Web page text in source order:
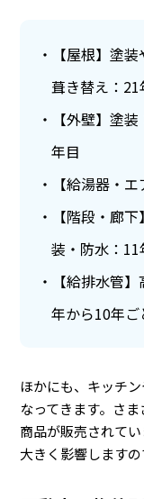
【屋根】塗
葺き替え：
【外壁】塗
年目
【給湯器・
【階段・廊
装・防水：
【給排水管
年から10年ご
ほかにも、キッチ
なってきます。さ
商品が販売されて
大きく影響しますの